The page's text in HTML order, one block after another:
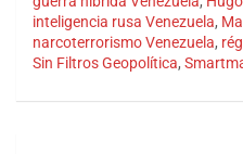
inteligencia rusa Venezuela,
narcoterrorismo Venezuela,
Sin Filtros Geopolítica,